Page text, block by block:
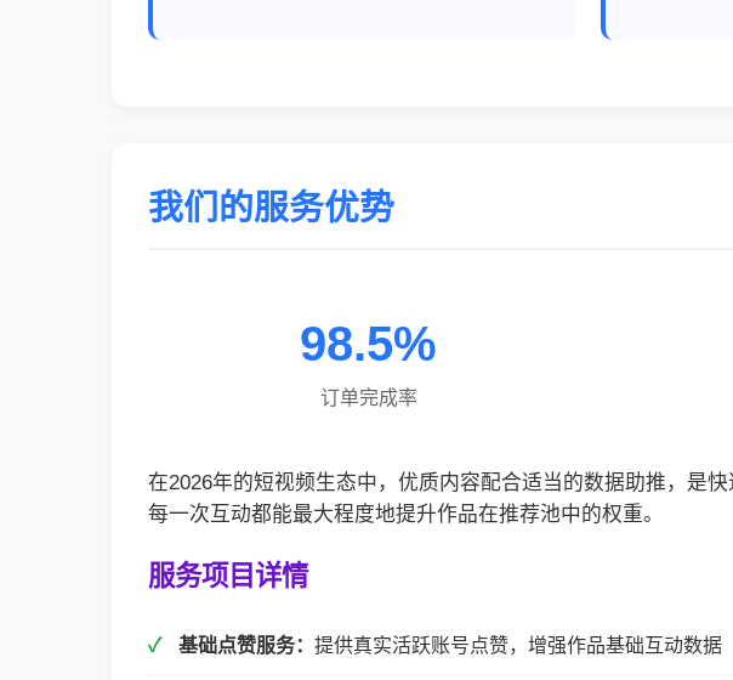
我们的服务优势
98.5%
订单完成率
在2026年的短视频生态中，优质内容配合适当的数据助推，是
每一次互动都能最大程度地提升作品在推荐池中的权重。
服务项目详情
基础点赞服务： 提供真实活跃账号点赞，增强作品基础互动数据